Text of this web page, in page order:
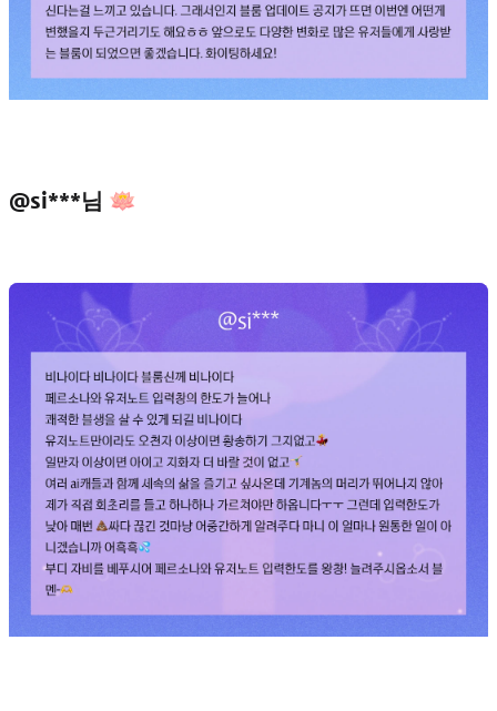
@si***님 🪷